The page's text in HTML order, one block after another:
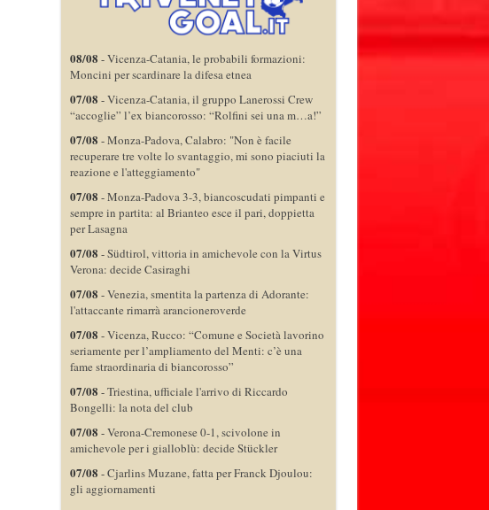
08/08 -Vicenza-Catania, le probabili formazioni:
Moncini per scardinare la difesa etnea
07/08 -Vicenza-Catania, il gruppo Lanerossi Crew
“accoglie” l’ex biancorosso: “Rolfini sei una m…a!”
07/08 -Monza-Padova, Calabro: "Non è facile
recuperare tre volte lo svantaggio, mi sono piaciuti la
reazione e l'atteggiamento"
07/08 -Monza-Padova 3-3, biancoscudati pimpanti e
sempre in partita: al Brianteo esce il pari, doppietta
per Lasagna
07/08 -Südtirol, vittoria in amichevole con la Virtus
Verona: decide Casiraghi
07/08 -Venezia, smentita la partenza di Adorante:
l'attaccante rimarrà arancioneroverde
07/08 -Vicenza, Rucco: “Comune e Società lavorino
seriamente per l’ampliamento del Menti: c’è una
fame straordinaria di biancorosso”
07/08 -Triestina, ufficiale l'arrivo di Riccardo
Bongelli: la nota del club
07/08 -Verona-Cremonese 0-1, scivolone in
amichevole per i gialloblù: decide Stückler
07/08 -Cjarlins Muzane, fatta per Franck Djoulou:
gli aggiornamenti